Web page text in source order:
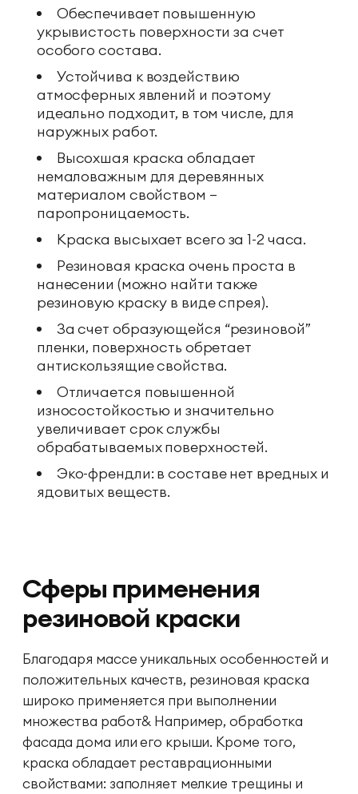
Обеспечивает повышенную
укрывистость поверхности за счет
особого состава.
Устойчива к воздействию
атмосферных явлений и поэтому
идеально подходит, в том числе, для
наружных работ.
Высохшая краска обладает
немаловажным для деревянных
материалом свойством —
паропроницаемость.
Краска высыхает всего за 1-2 часа.
Резиновая краска очень проста в
нанесении (можно найти также
резиновую краску в виде спрея).
За счет образующейся “резиновой”
пленки, поверхность обретает
антискользящие свойства.
Отличается повышенной
износостойкостью и значительно
увеличивает срок службы
обрабатываемых поверхностей.
Эко-френдли: в составе нет вредных и
ядовитых веществ.
Сферы применения
резиновой краски
Благодаря массе уникальных особенностей и
положительных качеств, резиновая краска
широко применяется при выполнении
множества работ& Например, обработка
фасада дома или его крыши. Кроме того,
краска обладает реставрационными
свойствами: заполняет мелкие трещины и